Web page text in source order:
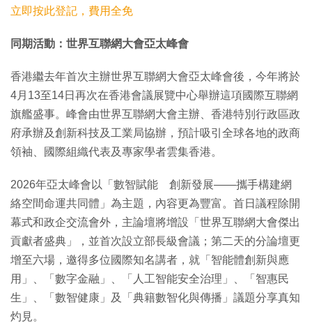
立即按此登記，費用全免
同期活動：世界互聯網大會亞太峰會
香港繼去年首次主辦世界互聯網大會亞太峰會後，今年將於
4月13至14日再次在香港會議展覽中心舉辦這項國際互聯網
旗艦盛事。峰會由世界互聯網大會主辦、香港特別行政區政
府承辦及創新科技及工業局協辦，預計吸引全球各地的政商
領袖、國際組織代表及專家學者雲集香港。
2026年亞太峰會以「數智賦能 創新發展——攜手構建網
絡空間命運共同體」為主題，內容更為豐富。首日議程除開
幕式和政企交流會外，主論壇將增設「世界互聯網大會傑出
貢獻者盛典」，並首次設立部長級會議；第二天的分論壇更
增至六場，邀得多位國際知名講者，就「智能體創新與應
用」、「數字金融」、「人工智能安全治理」、「智惠民
生」、「數智健康」及「典籍數智化與傳播」議題分享真知
灼見。